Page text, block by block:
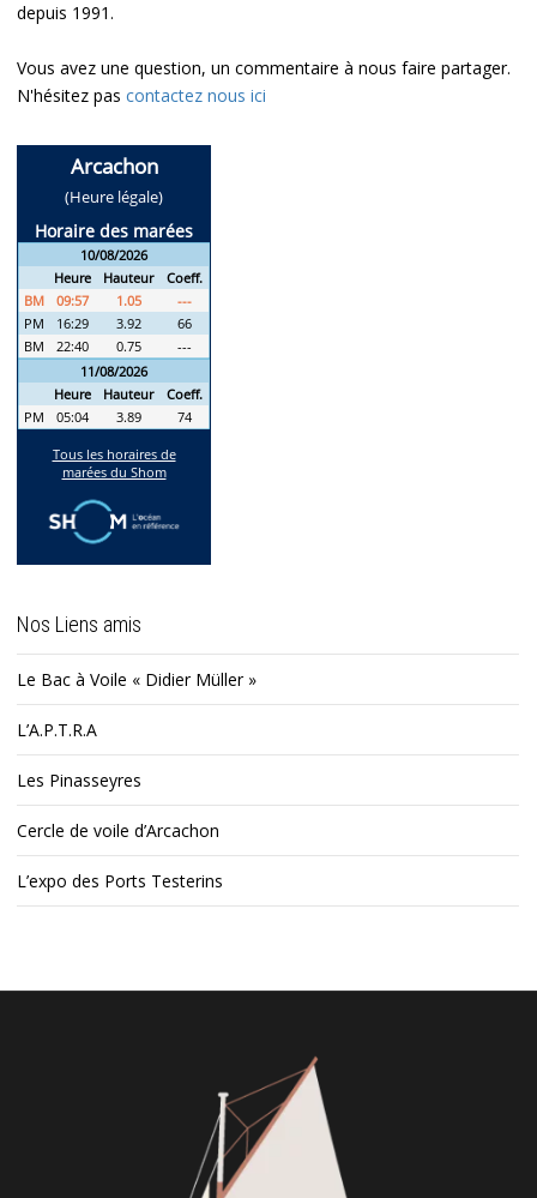
depuis 1991.
Vous avez une question, un commentaire à nous faire partager.
N'hésitez pas contactez nous ici
Nos Liens amis
Le Bac à Voile « Didier Müller »
L’A.P.T.R.A
Les Pinasseyres
Cercle de voile d’Arcachon
L’expo des Ports Testerins